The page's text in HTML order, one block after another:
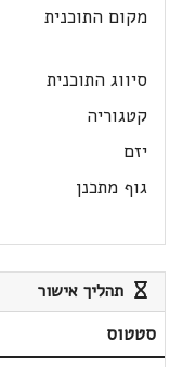
מקום התוכנית
סיווג התוכנית
קטגוריה
יזם
גוף מתכנן
תהליך אישור
סטטוס